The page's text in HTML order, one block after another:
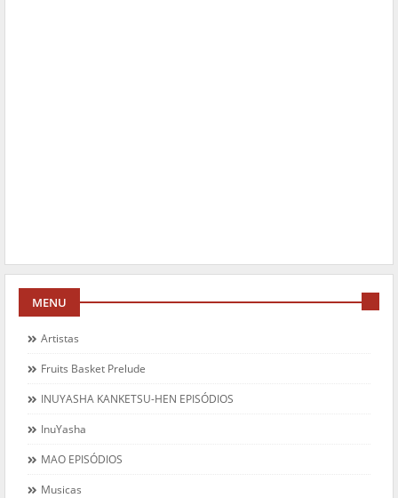
MENU
Artistas
Fruits Basket Prelude
INUYASHA KANKETSU-HEN EPISÓDIOS
InuYasha
MAO EPISÓDIOS
Musicas